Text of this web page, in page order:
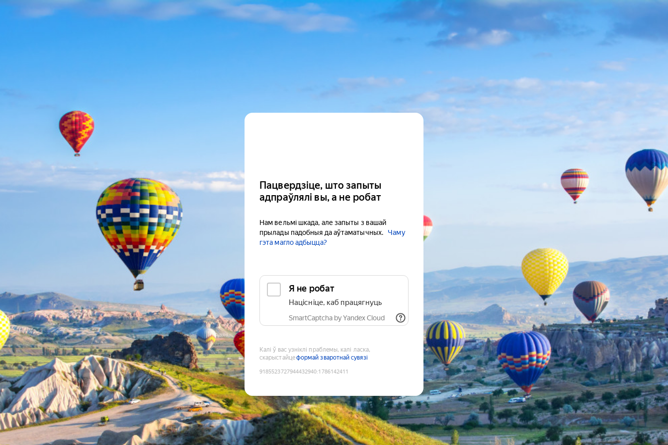
Пацвердзіце, што запыты
адпраўлялі вы, а не робат
Нам вельмі шкада, але запыты з вашай
прылады падобныя да аўтаматычных.
Чаму
гэта магло адбыцца?
Я не робат
Націсніце, каб працягнуць
SmartCaptcha by Yandex Cloud
Калі ў вас узніклі праблемы, калі ласка,
скарыстайцеформай зваротнай сувязі
9185523727944432940:1786142411